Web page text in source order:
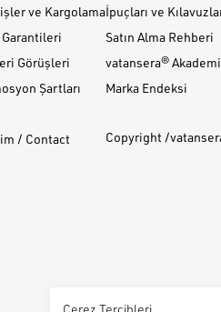
Çerez Tercihleri
ve Kargolama
Görüşleri
Şartları
/ Contact
İpuçları ve
Satın Alma Rehberi
vatansera® Akademi
Marka Endeksi
Copyright /